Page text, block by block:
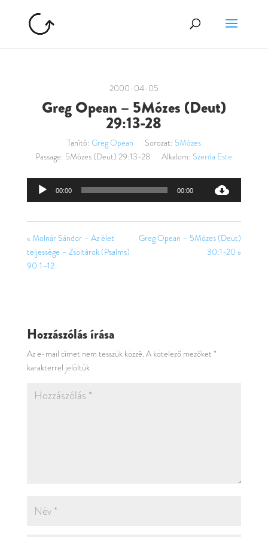
2000-04-05
Greg Opean – 5Mózes (Deut)
29:13-28
Tanító: Greg Opean Sorozat: 5Mózes
Passage: 5Mózes (Deut) 29:13-28 Alkalom: Szerda Este
Audió
00:00 00:00
« Molnár Sándor – Az élet
teljessége – Zsoltárok (Psalms)
90:1–12
Greg Opean – 5Mózes (Deut)
30:1-20 »
Hozzászólás írása
Az e-mail címet nem tesszük közzé. A kötelező mezőket *
karakterrel jelöltük